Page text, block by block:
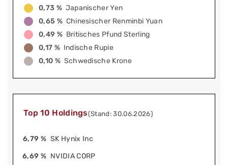
0,73 % Japanischer Yen
0,65 % Chinesischer Renminbi Yuan
0,49 % Britisches Pfund Sterling
0,17 % Indische Rupie
0,10 % Schwedische Krone
Top 10 Holdings(Stand: 30.06.2026)
6,79 % SK Hynix Inc
6,69 % NVIDIA CORP